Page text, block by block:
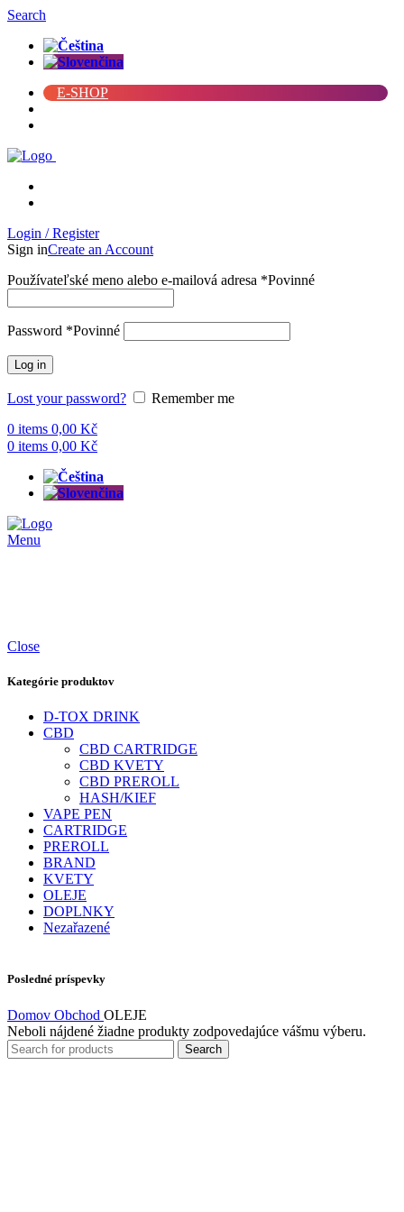
Search
E-SHOP
Login / Register
Sign inCreate an Account
Používateľské meno alebo e-mailová adresa *Povinné
Password *Povinné
Log in
Lost your password?
Remember me
0 items 0,00 Kč
0 items 0,00 Kč
Menu
Close
Kategórie produktov
D-TOX DRINK
CBD
CBD CARTRIDGE
CBD KVETY
CBD PREROLL
HASH/KIEF
VAPE PEN
CARTRIDGE
PREROLL
BRAND
KVETY
OLEJE
DOPLNKY
Nezařazené
Posledné príspevky
Domov Obchod OLEJE
Neboli nájdené žiadne produkty zodpovedajúce vášmu výberu.
Search